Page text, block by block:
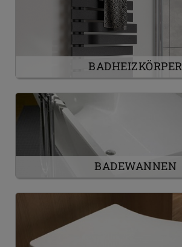
BADHEIZKÖRPER
BADEWANNEN